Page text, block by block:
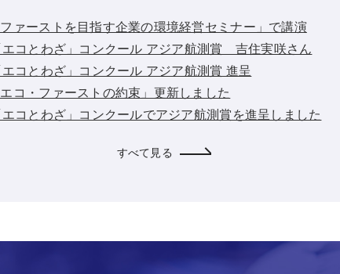
ァーストを目指す企業の環境経営セミナー」で講演
コとわざ」コンクール アジア航測賞 吉住実咲さん
コとわざ」コンクール アジア航測賞 進呈
コ・ファーストの約束」更新しました
コとわざ」コンクールでアジア航測賞を進呈しました
すべて見る